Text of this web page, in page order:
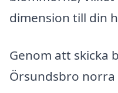
dimension till din
Genom att skicka
Örsundsbro norra